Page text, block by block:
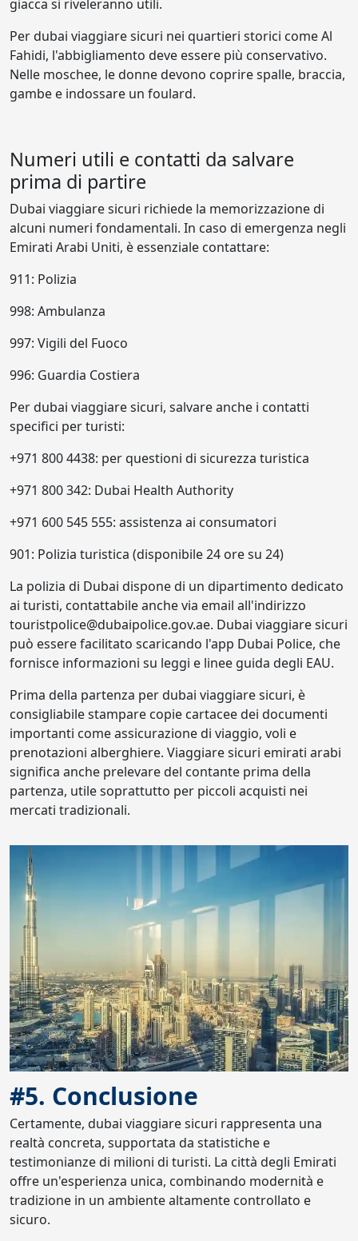
giacca si riveleranno utili.
Per dubai viaggiare sicuri nei quartieri storici come Al
Fahidi, l'abbigliamento deve essere più conservativo.
Nelle moschee, le donne devono coprire spalle, braccia,
gambe e indossare un foulard.
Numeri utili e contatti da salvare
prima di partire
Dubai viaggiare sicuri richiede la memorizzazione di
alcuni numeri fondamentali. In caso di emergenza negli
Emirati Arabi Uniti, è essenziale contattare:
911: Polizia
998: Ambulanza
997: Vigili del Fuoco
996: Guardia Costiera
Per dubai viaggiare sicuri, salvare anche i contatti
specifici per turisti:
+971 800 4438: per questioni di sicurezza turistica
+971 800 342: Dubai Health Authority
+971 600 545 555: assistenza ai consumatori
901: Polizia turistica (disponibile 24 ore su 24)
La polizia di Dubai dispone di un dipartimento dedicato
ai turisti, contattabile anche via email all'indirizzo
touristpolice@dubaipolice.gov.ae. Dubai viaggiare sicuri
può essere facilitato scaricando l'app Dubai Police, che
fornisce informazioni su leggi e linee guida degli EAU.
Prima della partenza per dubai viaggiare sicuri, è
consigliabile stampare copie cartacee dei documenti
importanti come assicurazione di viaggio, voli e
prenotazioni alberghiere. Viaggiare sicuri emirati arabi
significa anche prelevare del contante prima della
partenza, utile soprattutto per piccoli acquisti nei
mercati tradizionali.
#5. Conclusione
Certamente, dubai viaggiare sicuri rappresenta una
realtà concreta, supportata da statistiche e
testimonianze di milioni di turisti. La città degli Emirati
offre un'esperienza unica, combinando modernità e
tradizione in un ambiente altamente controllato e
sicuro.